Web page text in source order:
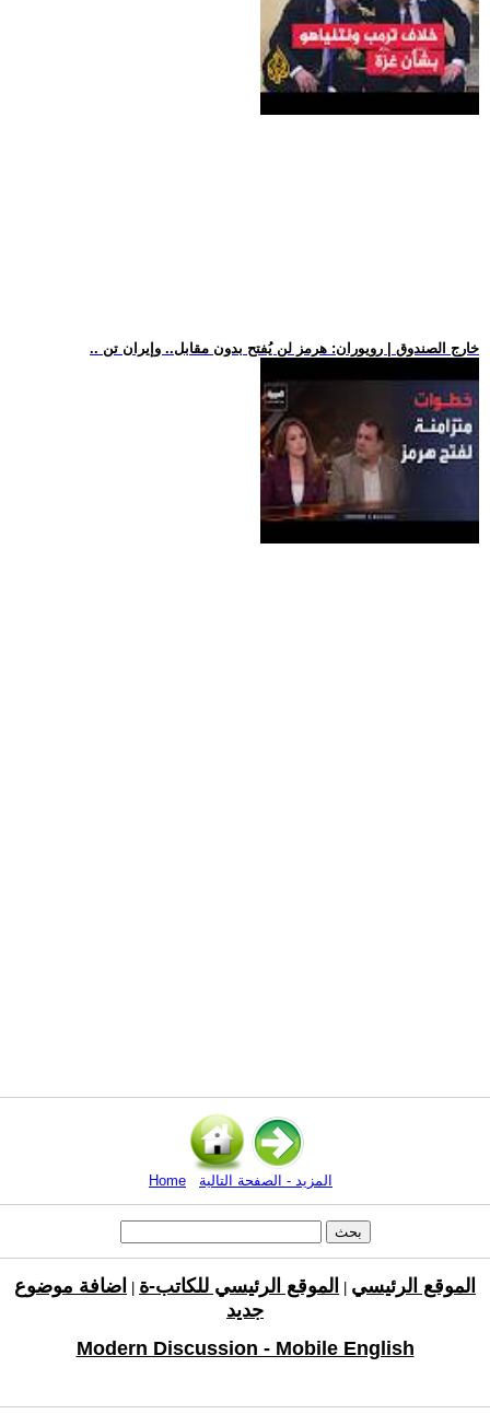
.. خارج الصندوق | رويوران: هرمز لن يُفتح بدون مقابل.. وإيران تن
Home المزيد - الصفحة التالية
الموقع الرئيسي الموقع الرئيسي للكاتب-ة
اضافة موضوع
جديد
Modern Discussion - Mobile English